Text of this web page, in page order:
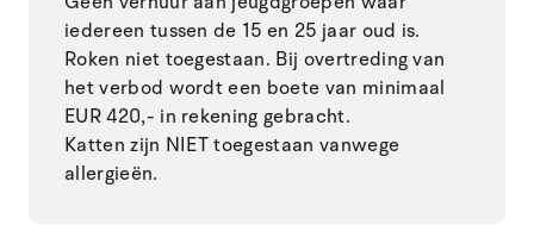
iedereen tussen de 15 en 25 jaar oud is.
Roken niet toegestaan. Bij overtreding van
het verbod wordt een boete van minimaal
EUR 420,- in rekening gebracht.
Katten zijn NIET toegestaan ​​vanwege
allergieën.